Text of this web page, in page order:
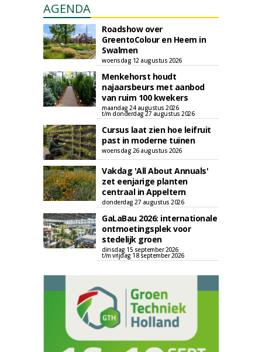
AGENDA
Roadshow over
GreentoColour en Heem in
Swalmen
woensdag 12 augustus 2026
Menkehorst houdt
najaarsbeurs met aanbod
van ruim 100 kwekers
maandag 24 augustus 2026
t/m donderdag 27 augustus 2026
Cursus laat zien hoe leifruit
past in moderne tuinen
woensdag 26 augustus 2026
Vakdag 'All About Annuals'
zet eenjarige planten
centraal in Appeltern
donderdag 27 augustus 2026
GaLaBau 2026: internationale
ontmoetingsplek voor
stedelijk groen
dinsdag 15 september 2026
t/m vrijdag 18 september 2026